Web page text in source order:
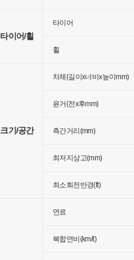
타이어/휠
타이어
휠
크기/공간
차체(길이x너비x높이mm)
윤거(전x후mm)
측간거리(mm)
최저지상고(mm)
최소회전반경(ft)
연료
복합연비(km/ℓ)